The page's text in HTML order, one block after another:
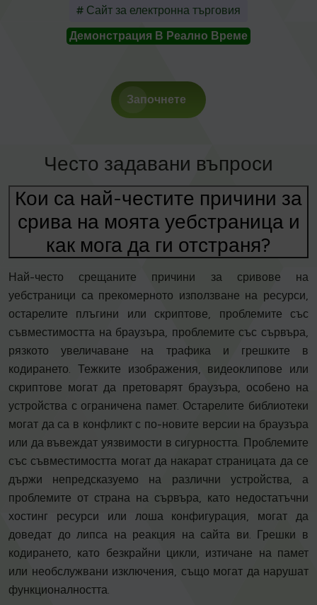
# Сайт за електронна търговия
Демонстрация В Реално Време
Започнете
Често задавани въпроси
Кои са най-честите причини за
срива на моята уебстраница и
как мога да ги отстраня?
Най-често срещаните причини за сривове на
уебстраници са прекомерното използване на ресурси,
остарелите плъгини или скриптове, проблемите със
съвместимостта на браузъра, проблемите със сървъра,
рязкото увеличаване на трафика и грешките в
кодирането. Тежките изображения, видеоклипове или
скриптове могат да претоварят браузъра, особено на
устройства с ограничена памет. Остарелите библиотеки
могат да са в конфликт с по-новите версии на браузъра
или да въвеждат уязвимости в сигурността. Проблемите
със съвместимостта могат да накарат страницата да се
държи непредсказуемо на различни устройства, а
проблемите от страна на сървъра, като недостатъчни
хостинг ресурси или лоша конфигурация, могат да
доведат до липса на реакция на сайта ви. Грешки в
кодирането, като безкрайни цикли, изтичане на памет
или необслужвани изключения, също могат да нарушат
функционалността.